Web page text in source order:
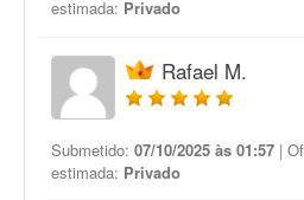
estimada: Privado
Rafael M.
Submetido: 07/10/2025 às 01:57 |
estimada: Privado